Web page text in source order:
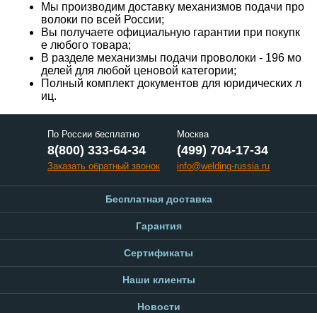
Мы производим доставку механизмов подачи про
волоки по всей России;
Вы получаете официальную гарантии при покупк
е любого товара;
В разделе механизмы подачи проволоки - 196 мо
делей для любой ценовой категории;
Полный комплект документов для юридических л
иц.
По России бесплатно
8(800) 333-64-34
Заказать обратный звонок
Москва
(499) 704-17-34
info@welding-russia.ru
Бесплатная доставка
Гарантия
Сертификаты
Наши клиенты
Новости